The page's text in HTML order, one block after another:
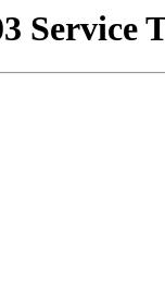
Service